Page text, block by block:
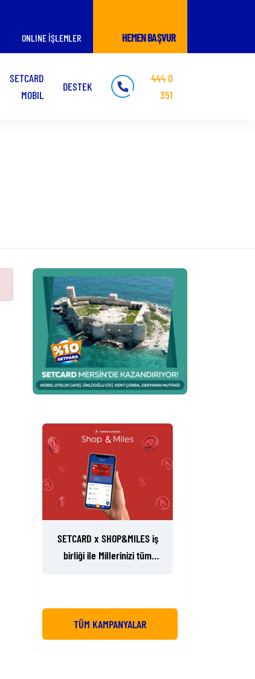
ONLINE İŞLEMLER HEMEN BAŞVUR
SETCARD
MOBIL
DESTEK
444 0
351
SETCARD x SHOP&MILES iş
birliği ile Millerinizi tüm
TÜM KAMPANYALAR